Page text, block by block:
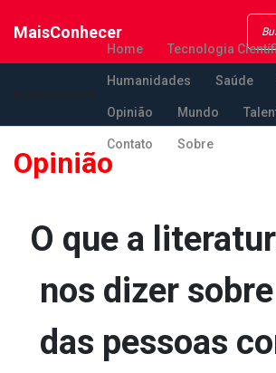
MaisConhecer
Home Tecnologia
Humanidades Saúde
Opinião Mundo
Contato Sobre
Opinião
O que a
nos dizer
das pessoas